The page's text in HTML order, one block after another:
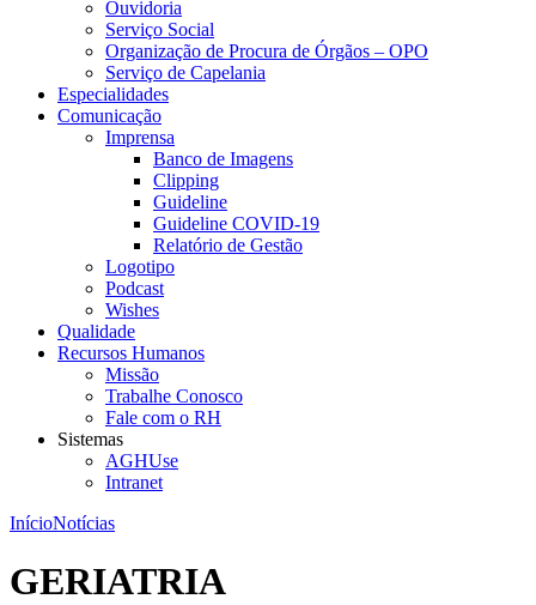
Ouvidoria
Serviço Social
Organização de Procura de Órgãos – OPO
Serviço de Capelania
Especialidades
Comunicação
Imprensa
Banco de Imagens
Clipping
Guideline
Guideline COVID-19
Relatório de Gestão
Logotipo
Podcast
Wishes
Qualidade
Recursos Humanos
Missão
Trabalhe Conosco
Fale com o RH
Sistemas
AGHUse
Intranet
InícioNotícias
GERIATRIA